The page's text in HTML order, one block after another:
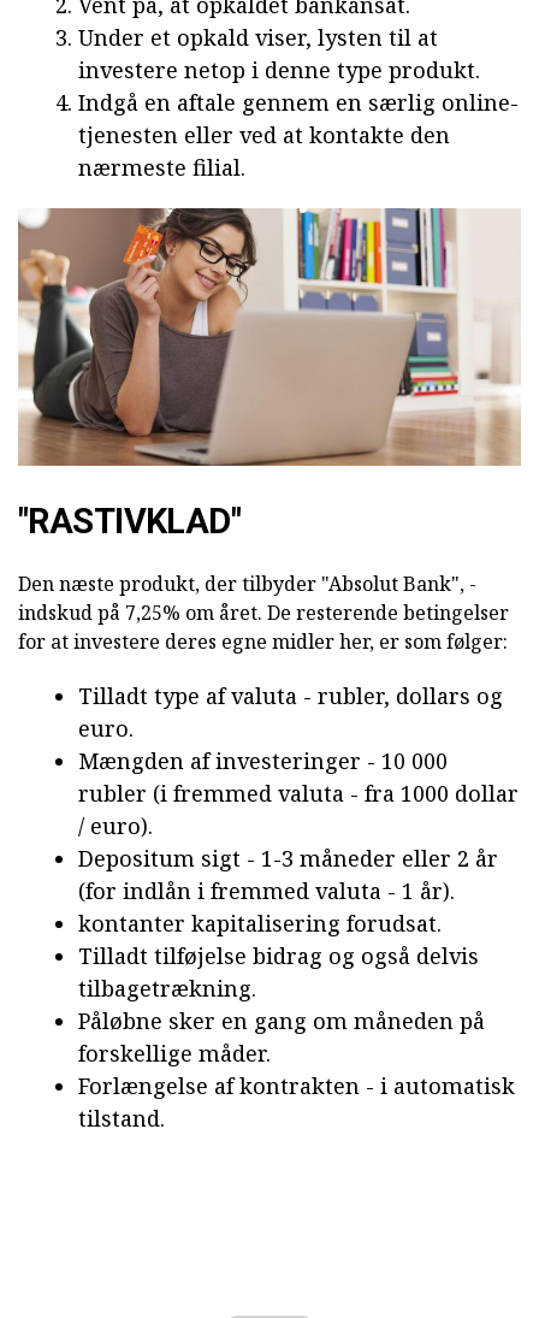
Under et opkald viser, lysten til at
investere netop i denne type produkt.
Indgå en aftale gennem en særlig online-
tjenesten eller ved at kontakte den
nærmeste filial.
"RASTIVKLAD"
Den næste produkt, der tilbyder "Absolut Bank", -
indskud på 7,25% om året. De resterende betingelser
for at investere deres egne midler her, er som følger:
Tilladt type af valuta - rubler, dollars og
euro.
Mængden af investeringer - 10 000
rubler (i fremmed valuta - fra 1000 dollar
/ euro).
Depositum sigt - 1-3 måneder eller 2 år
(for indlån i fremmed valuta - 1 år).
kontanter kapitalisering forudsat.
Tilladt tilføjelse bidrag og også delvis
tilbagetrækning.
Påløbne sker en gang om måneden på
forskellige måder.
Forlængelse af kontrakten - i automatisk
tilstand.